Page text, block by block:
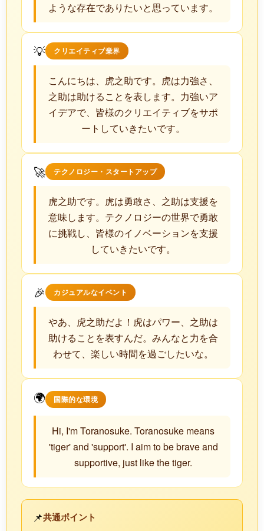
ような存在でありたいと思っています。
💡 クリエイティブ業界
こんにちは、虎之助です。虎は力強さ、
之助は助けることを表します。力強いア
イデアで、皆様のクリエイティブをサポ
ートしていきたいです。
🚀 テクノロジー・スタートアップ
虎之助です。虎は勇敢さ、之助は支援を
意味します。テクノロジーの世界で勇敢
に挑戦し、皆様のイノベーションを支援
していきたいです。
🎉 カジュアルなイベント
やあ、虎之助だよ！虎はパワー、之助は
助けることを表すんだ。みんなと力を合
わせて、楽しい時間を過ごしたいな。
🌍 国際的な環境
Hi, I'm Toranosuke. Toranosuke means
'tiger' and 'support'. I aim to be brave and
supportive, just like the tiger.
📌共通ポイント